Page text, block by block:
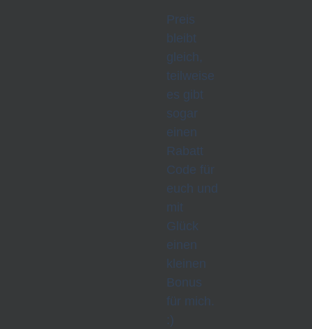
Preis
bleibt
gleich,
teilweise
es gibt
sogar
einen
Rabatt
Code für
euch und
mit
Glück
einen
kleinen
Bonus
für mich.
:)